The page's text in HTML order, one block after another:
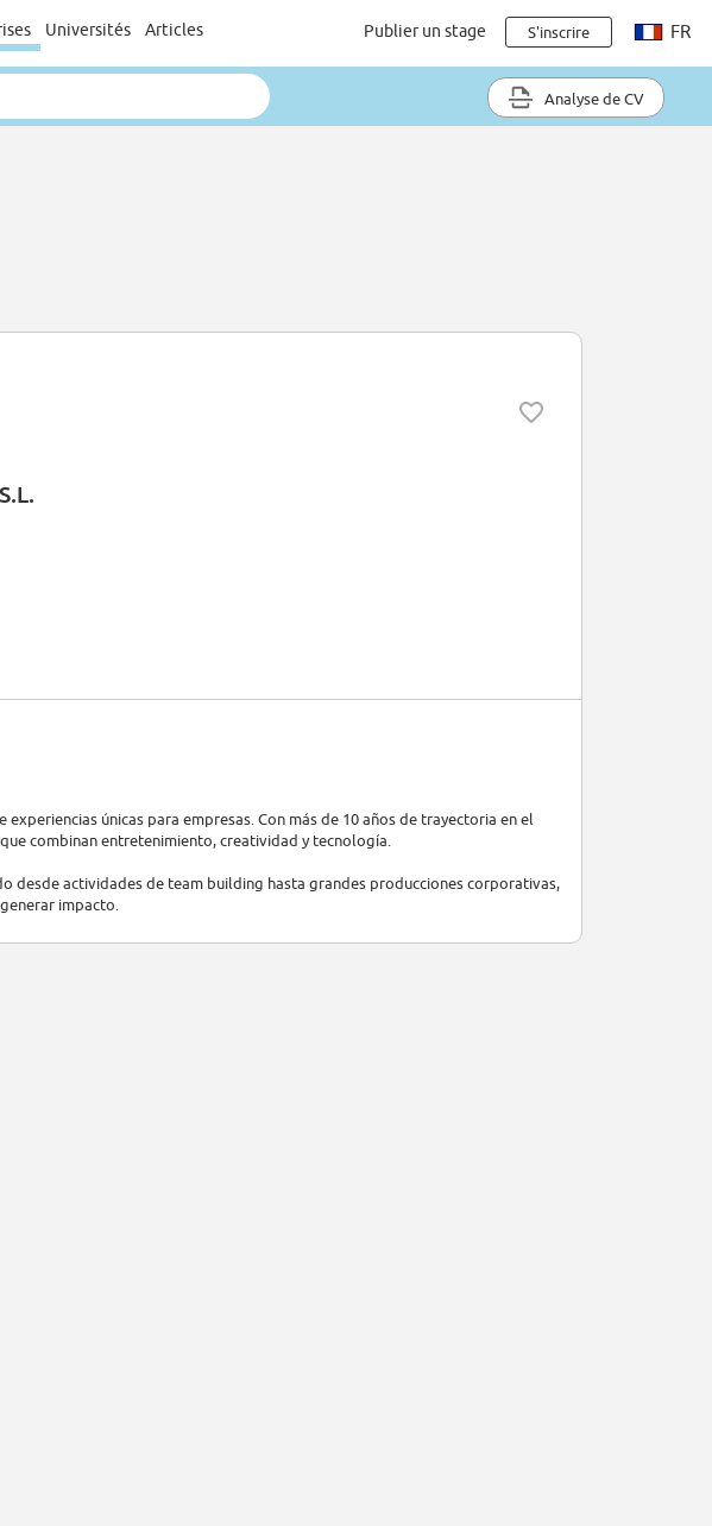
Universités Articles Publier un stage S'inscrire FR
Analyse de CV
únicas para empresas. Con más de 10 años de trayectoria en el
combinan entretenimiento, creatividad y tecnología.
desde actividades de team building hasta grandes producciones corporativas,
impacto.